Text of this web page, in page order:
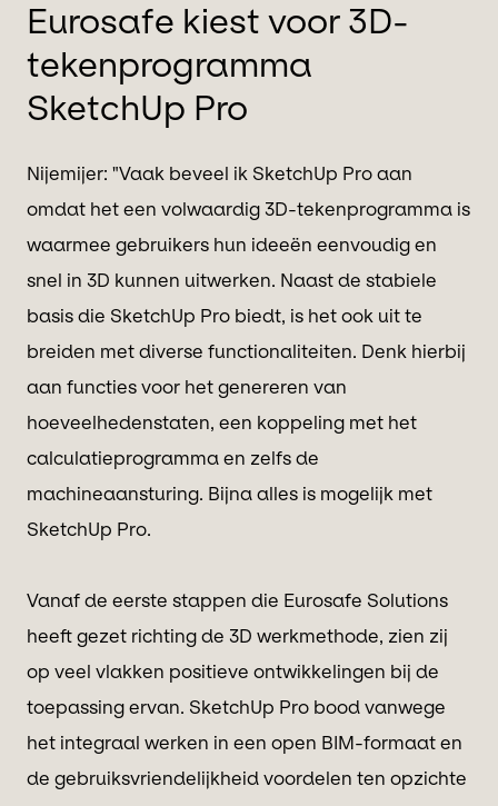
Eurosafe kiest voor 3D-
tekenprogramma
SketchUp Pro
Nijemijer: "Vaak beveel ik SketchUp Pro aan
omdat het een volwaardig 3D-tekenprogramma is
waarmee gebruikers hun ideeën eenvoudig en
snel in 3D kunnen uitwerken. Naast de stabiele
basis die SketchUp Pro biedt, is het ook uit te
breiden met diverse functionaliteiten. Denk hierbij
aan functies voor het genereren van
hoeveelhedenstaten, een koppeling met het
calculatieprogramma en zelfs de
machineaansturing. Bijna alles is mogelijk met
SketchUp Pro.
Vanaf de eerste stappen die Eurosafe Solutions
heeft gezet richting de 3D werkmethode, zien zij
op veel vlakken positieve ontwikkelingen bij de
toepassing ervan. SketchUp Pro bood vanwege
het integraal werken in een open BIM-formaat en
de gebruiksvriendelijkheid voordelen ten opzichte